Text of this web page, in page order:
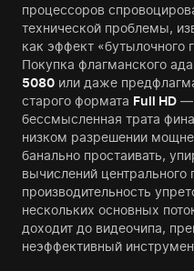
процессоров
технической проблемы,
как эффект «бутылочного
Покупка флагманского
5080 или даже
старого формата Full HD —
бессмысленная трата
низком разрешении
банально простаивать,
вычислений центрального
производительность
нескольких основных
доходит до видеочипа,
неэффективный